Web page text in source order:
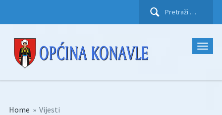
Pretraži:
Home » Vijesti